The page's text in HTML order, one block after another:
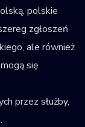
polskie
zgłoszeń
ale również
się
przez służby,